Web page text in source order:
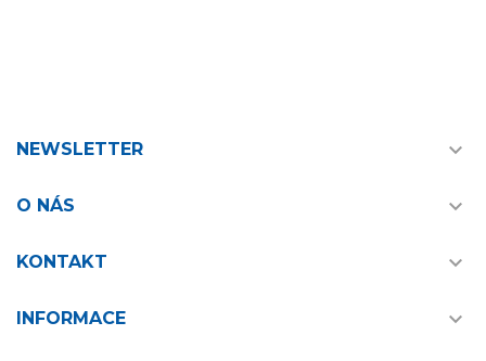
NEWSLETTER 
O NÁS 
KONTAKT 
INFORMACE 